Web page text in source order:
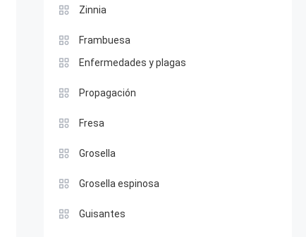
Zinnia
Frambuesa
Enfermedades y plagas
Propagación
Fresa
Grosella
Grosella espinosa
Guisantes